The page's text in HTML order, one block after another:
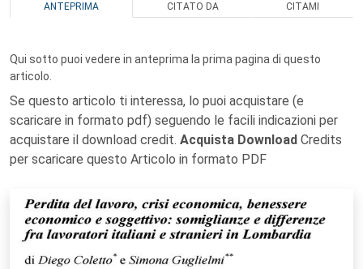
ANTEPRIMA CITATO DA CITAMI
Qui sotto puoi vedere in anteprima la prima pagina di questo
articolo.
Se questo articolo ti interessa, lo puoi acquistare (e
scaricare in formato pdf) seguendo le facili indicazioni per
acquistare il download credit. Acquista Download Credits
per scaricare questo Articolo in formato PDF